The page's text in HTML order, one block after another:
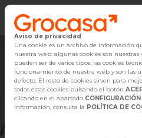
Vender
Buscar
Alquiler
Aviso de privacidad
Una cookie es un archivo de información
nuestra web: algunas cookies son nuestras
pueden ser de varios tipos: las cookies
funcionamiento de nuestra web y son las
defecto. El resto de cookies sirven para
todas estas cookies pulsando el botón
clicando en el apartado
información, consulta la POLÍTICA DE